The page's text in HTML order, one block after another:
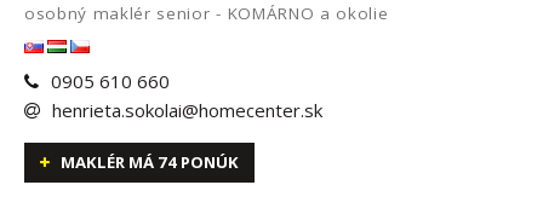
osobný maklér senior - KOMÁRNO a okolie
0905 610 660
henrieta.sokolai@homecenter.sk
MAKLÉR MÁ 74 PONÚK